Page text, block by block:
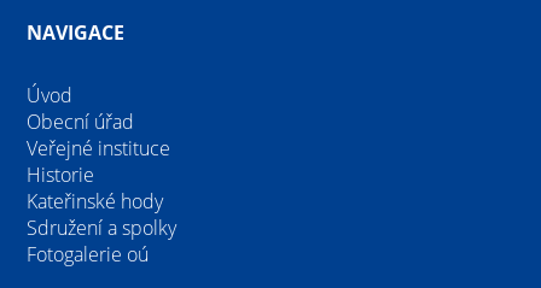
NAVIGACE
Úvod
Obecní úřad
Veřejné instituce
Historie
Kateřinské hody
Sdružení a spolky
Fotogalerie oú